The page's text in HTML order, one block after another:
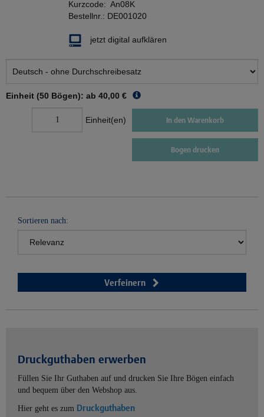
Kurzcode: An08K
Bestellnr.: DE001020
jetzt digital aufklären
Einheit (50 Bögen): ab 40,00 €
Einheit(en) In den Warenkorb
Bogen drucken
Sortieren nach:
Verfeinern
Druckguthaben erwerben
Füllen Sie Ihr Guthaben auf und drucken Sie Ihre Bögen einfach
und bequem über den Webshop aus.
Hier geht es zum Druckguthaben